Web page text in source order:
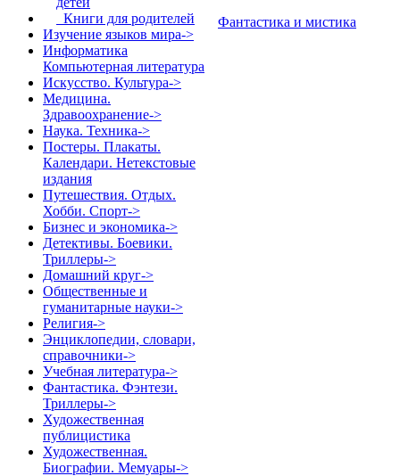
Книги для родителей
Изучение языков мира->
Информатика
Компьютерная литература
Искусство. Культура->
Медицина.
Здравоохранение->
Наука. Техника->
Постеры. Плакаты.
Календари. Нетекстовые
издания
Путешествия. Отдых.
Хобби. Спорт->
Бизнес и экономика->
Детективы. Боевики.
Триллеры->
Домашний круг->
Общественные и
гуманитарные науки->
Религия->
Энциклопедии, словари,
справочники->
Учебная литература->
Фантастика. Фэнтези.
Триллеры->
Художественная
публицистика
Художественная.
Биографии. Мемуары->
Фантастика и мистика